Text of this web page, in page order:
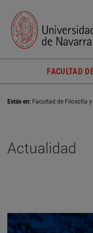
FACULTAD
Estás en: Facultad de Filosofía
Actualidad